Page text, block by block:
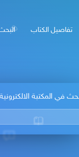
تفاصيل الكتاب
في المكتبة الالكترونية